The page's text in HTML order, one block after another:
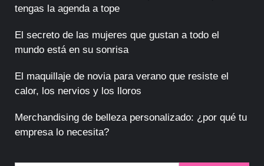
tengas la agenda a tope
El secreto de las mujeres que gustan a todo el
mundo está en su sonrisa
El maquillaje de novia para verano que resiste el
calor, los nervios y los lloros
Merchandising de belleza personalizado: ¿por qué tu
empresa lo necesita?